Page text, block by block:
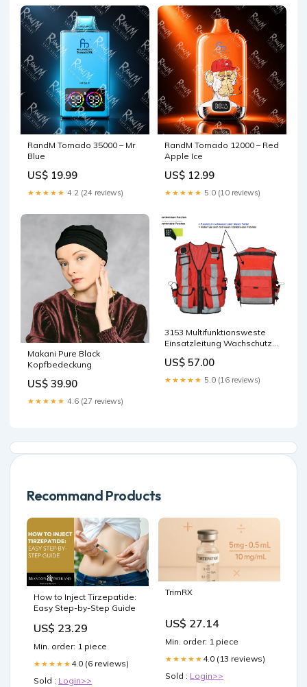
RandM Tornado 35000 – Mr
Blue
US$ 19.99
★★★★★ 4.2 (24 reviews)
RandM Tornado 12000 – Red
Apple Ice
US$ 12.99
★★★★★ 5.0 (10 reviews)
Makani Pure Black
Kopfbedeckung
US$ 39.90
★★★★★ 4.6 (27 reviews)
3153 Multifunktionsweste
Einsatzleitung Wachschutz
Wachdienst SAR Wählen
Sie den Patch für Ihre
Weste:STRASSENARBEITER
US$ 57.00
★★★★★ 5.0 (16 reviews)
Recommand Products
How to Inject Tirzepatide:
Easy Step-by-Step Guide
US$ 23.29
Min. order: 1 piece
★★★★★ 4.0 (6 reviews)
Sold : Login>>
TrimRX
US$ 27.14
Min. order: 1 piece
★★★★★ 4.0 (13 reviews)
Sold : Login>>